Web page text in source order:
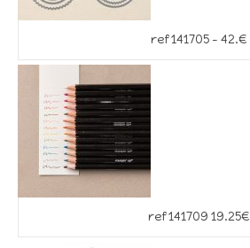
ref 141705 – 42.€
ref 141709 19.25€